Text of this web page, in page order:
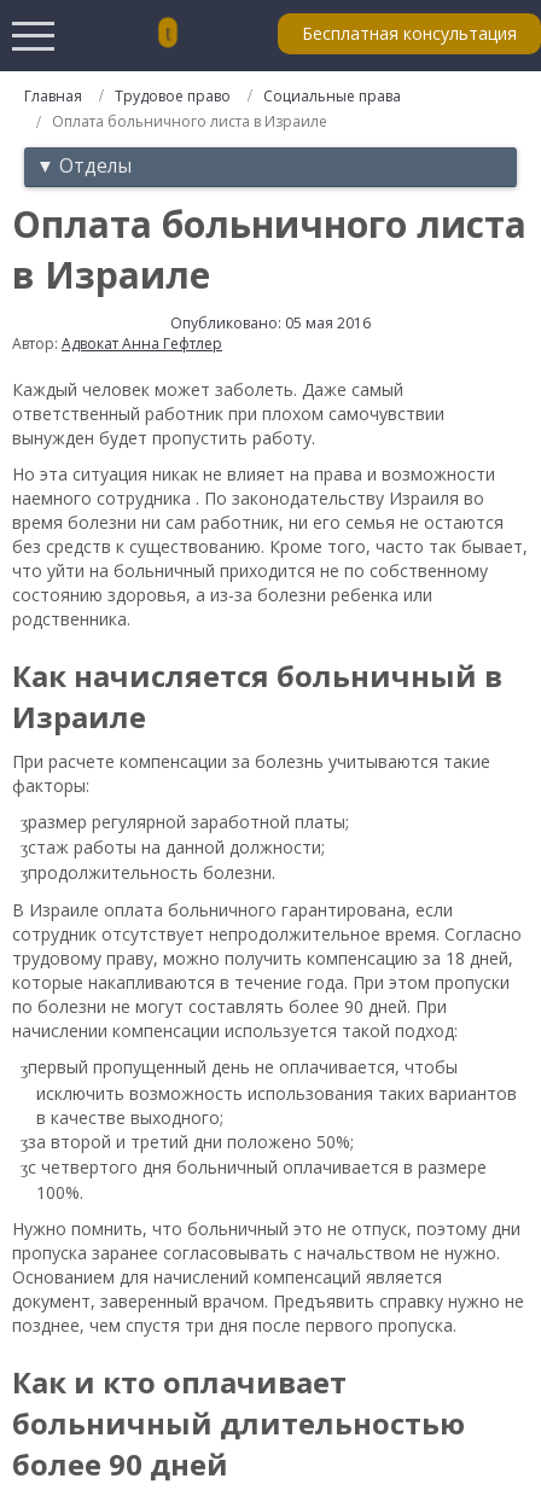
Бесплатная консультация
Главная Трудовое право
Социальные права
Оплата больничного листа в Израиле
▼ Отделы
Оплата больничного листа
в Израиле
Опубликовано: 05 мая 2016
Автор: Адвокат Анна Гефтлер
Каждый человек может заболеть. Даже самый
ответственный работник при плохом самочувствии
вынужден будет пропустить работу.
Но эта ситуация никак не влияет на права и возможности
наемного сотрудника . По законодательству Израиля во
время болезни ни сам работник, ни его семья не остаются
без средств к существованию. Кроме того, часто так бывает,
что уйти на больничный приходится не по собственному
состоянию здоровья, а из-за болезни ребенка или
родственника.
Как начисляется больничный в
Израиле
При расчете компенсации за болезнь учитываются такие
факторы:
размер регулярной заработной платы;
стаж работы на данной должности;
продолжительность болезни.
В Израиле оплата больничного гарантирована, если
сотрудник отсутствует непродолжительное время. Согласно
трудовому праву, можно получить компенсацию за 18 дней,
которые накапливаются в течение года. При этом пропуски
по болезни не могут составлять более 90 дней. При
начислении компенсации используется такой подход:
первый пропущенный день не оплачивается, чтобы
исключить возможность использования таких вариантов
в качестве выходного;
за второй и третий дни положено 50%;
с четвертого дня больничный оплачивается в размере
100%.
Нужно помнить, что больничный это не отпуск, поэтому дни
пропуска заранее согласовывать с начальством не нужно.
Основанием для начислений компенсаций является
документ, заверенный врачом. Предъявить справку нужно не
позднее, чем спустя три дня после первого пропуска.
Как и кто оплачивает
больничный длительностью
более 90 дней